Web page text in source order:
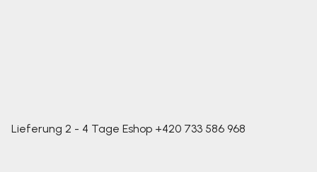
Lieferung 2 - 4 Tage Eshop +420 733 586 968